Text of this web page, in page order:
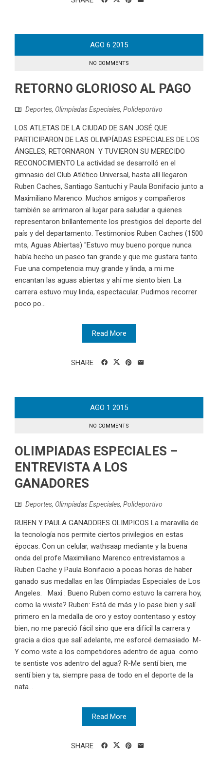
AGO 6 2015
NO COMMENTS
RETORNO GLORIOSO AL PAGO
Deportes, Olimpíadas Especiales, Polideportivo
LOS ATLETAS DE LA CIUDAD DE SAN JOSÉ QUE
PARTICIPARON DE LAS OLIMPÍADAS ESPECIALES DE LOS
ÁNGELES, RETORNARON Y TUVIERON SU MERECIDO
RECONOCIMIENTO La actividad se desarrolló en el
gimnasio del Club Atlético Universal, hasta allí llegaron
Ruben Caches, Santiago Santuchi y Paula Bonifacio junto a
Maximiliano Marenco. Muchos amigos y compañeros
también se arrimaron al lugar para saludar a quienes
representaron brillantemente los prestigios del deporte del
país y del departamento. Testimonios Ruben Caches (1500
mts, Aguas Abiertas) "Estuvo muy bueno porque nunca
había hecho un paseo tan grande y que me gustara tanto.
Fue una competencia muy grande y linda, a mi me
encantan las aguas abiertas y ahí me siento bien. La
carrera estuvo muy linda, espectacular. Pudimos recorrer
poco po...
Read More
SHARE
AGO 1 2015
NO COMMENTS
OLIMPIADAS ESPECIALES –
ENTREVISTA A LOS
GANADORES
Deportes, Olimpíadas Especiales, Polideportivo
RUBEN Y PAULA GANADORES OLIMPICOS La maravilla de
la tecnología nos permite ciertos privilegios en estas
épocas. Con un celular, wathsaap mediante y la buena
onda del profe Maximiliano Marenco entrevistamos a
Ruben Cache y Paula Bonifacio a pocas horas de haber
ganado sus medallas en las Olimpiadas Especiales de Los
Angeles. Maxi : Bueno Ruben como estuvo la carrera hoy,
como la viviste? Ruben: Está de más y lo pase bien y salí
primero en la medalla de oro y estoy contentaso y estoy
bien, no me pareció fácil sino que era difícil la carrera y
gracia a dios que salí adelante, me esforcé demasiado. M-
Y como viste a los competidores adentro de agua como
te sentiste vos adentro del agua? R-Me sentí bien, me
sentí bien y ta, siempre pasa de todo en el deporte de la
nata...
Read More
SHARE